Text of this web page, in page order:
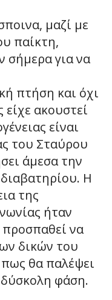
μαζί με
παίκτη,
σήμερα για να
πτήση και όχι
ακουστεί
είναι
του Σταύρου
άμεσα την
Η
της
ήταν
να
δικών του
θα παλέψει
δύσκολη φάση.